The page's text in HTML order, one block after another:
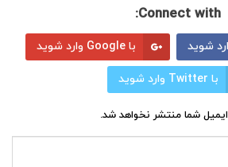
Connect with:
با Google وارد شوید
با Twitter وارد شوید
شما منتشر نخواهد شد.